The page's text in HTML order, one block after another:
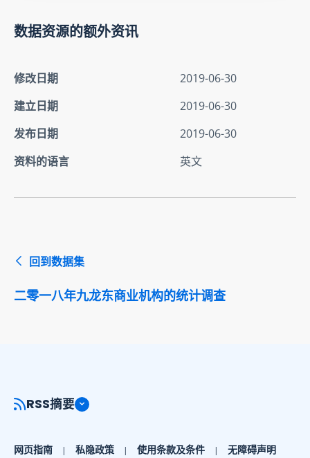
数据资源的额外资讯
修改日期
2019-06-30
建立日期
2019-06-30
发布日期
2019-06-30
资料的语言
英文
回到数据集
二零一八年九龙东商业机构的统计调查
RSS摘要
网页指南 私隐政策 使用条款及条件 无障碍声明